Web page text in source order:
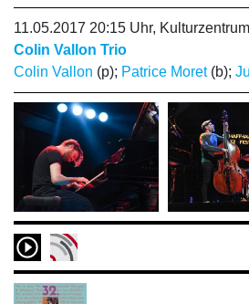
11.05.2017 20:15 Uhr,
Colin Vallon Trio
Colin Vallon (p); Patrice Moret(b);